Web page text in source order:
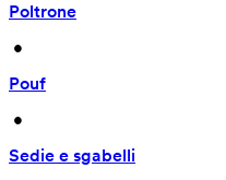
Poltrone
•
Pouf
•
Sedie e sgabelli